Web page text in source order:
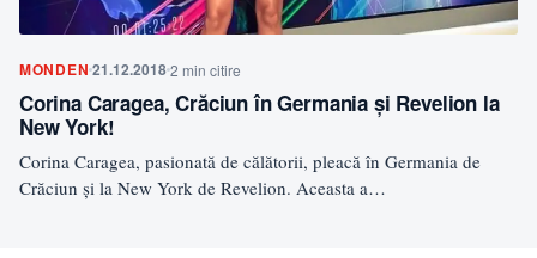
MONDEN21.12.20182 min citire
Corina Caragea, Crăciun în Germania și Revelion la
New York!
Corina Caragea, pasionată de călătorii, pleacă în Germania de
Crăciun și la New York de Revelion. Aceasta a…